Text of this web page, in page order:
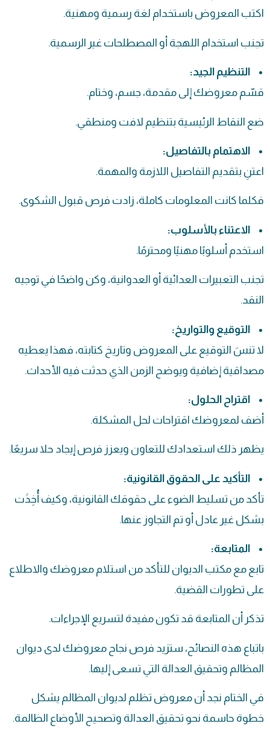
اكتب المعروض باستخدام لغة رسمية ومهنية.
تجنب استخدام اللهجة أو المصطلحات غير الرسمية.
التنظيم الجيد:
قسّم معروضك إلى مقدمة، جسم، وختام.
ضع النقاط الرئيسية بتنظيم لافت ومنطقي.
الاهتمام بالتفاصيل:
اعتنِ بتقديم التفاصيل اللازمة والمهمة.
فكلما كانت المعلومات كاملة، زادت فرص قبول الشكوى.
الاعتناء بالأسلوب:
استخدم أسلوبًا مهنيًا ومحترمًا.
تجنب التعبيرات العدائية أو العدوانية، وكن واضحًا في توجيه
النقد.
التوقيع والتواريخ:
لا تنسَ التوقيع على المعروض وتاريخ كتابته، فهذا يعطيه
مصداقية إضافية ويوضح الزمن الذي حدثت فيه الأحداث.
اقتراح الحلول:
أضف لمعروضك اقتراحات لحل المشكلة.
يظهر ذلك استعدادك للتعاون ويعزز فرص إيجاد حلا سريعًا.
التأكيد على الحقوق القانونية:
تأكد من تسليط الضوء على حقوقك القانونية، وكيف أُخِذَت
بشكل غير عادل أو تم التجاوز عنها.
المتابعة:
تابع مع مكتب الديوان للتأكد من استلام معروضك والاطلاع
على تطورات القضية.
تذكر أن المتابعة قد تكون مفيدة لتسريع الإجراءات.
باتباع هذه النصائح، ستزيد فرص نجاح معروضك لدى ديوان
المظالم وتحقيق العدالة التي تسعى إليها.
في الختام نجد أن معروض تظلم لديوان المظالم يشكل
خطوة حاسمة نحو تحقيق العدالة وتصحيح الأوضاع الظالمة.